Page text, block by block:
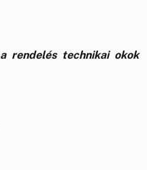
a rendelés technikai okok